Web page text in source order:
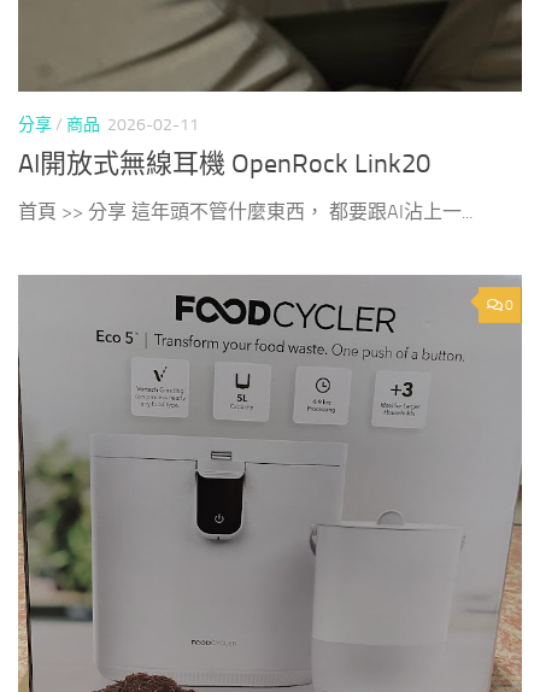
分享/ 商品 2026-02-11
AI開放式無線耳機 OpenRock Link20
首頁 >> 分享 這年頭不管什麼東西， 都要跟AI沾上一...
0